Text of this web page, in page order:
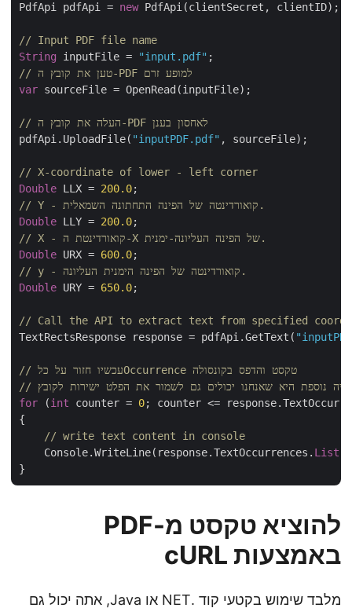
PdfApi pdfApi = new PdfApi(clientSecret, clientID);
// Input PDF file name
String inputFile = "input.pdf"
// טען את קובץ ה-PDF למופע זרם
var sourceFile = OpenRead(inputFile);
// העלה את קובץ ה-PDF לאחסון בענן
pdfApi.UploadFile("inputPDF.pdf" , sourceFile);
// X-coordinate of lower - left corner
Double LLX = 200.0
Double LLY = 200.0
Double URX = 600.0
Double URY = 650.0
// Call the API to extract text from specified
TextRectsResponse response = pdfApi.GetText(
// עכשיו חזור על כלOccurrence טקסט והדפס בקונסולה
for (int counter = 0
; counter <=
// write text content in console
    Console.WriteLine(response.TextOccurrences.
List
להוציא טקסט מ-PDF
באמצעות cURL
מלבד שימוש בקטעי קוד .NET או Java, אתה יכול גם